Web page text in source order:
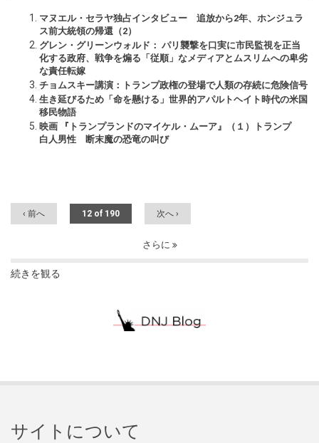
マヌエル・セラヤ独占インタビュー 追放から2年、ホンジュラ
ス前大統領の帰還（2）
グレン・グリーンウォルド： パリ襲撃を口実に市民監視を正当
化する政府、戦争を煽る「従順」なメディアとムスリムへの卑劣
な責任転嫁
チョムスキー講演：トランプ政権の登場で人類の存続に危険信号
生き延びるため「命を懸ける」世界的アパルトヘイト時代の米国
移民物語
映画 『トランプランドのマイケル・ムーア』（１）トランプ
白人男性 断末魔の恐竜の叫び
‹ 前へ 12 of 190 次へ ›
さらに
続きを観る
サイトについて